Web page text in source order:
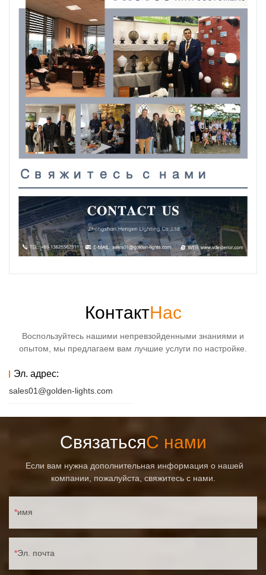
Свяжитесь с нами
КонтактНас
Воспользуйтесь нашими непревзойденными знаниями и
опытом, мы предлагаем вам лучшие услуги по настройке.
Эл. адрес:
sales01@golden-lights.com
СвязатьсяС нами
Если вам нужна дополнительная информация о нашей
компании, пожалуйста, свяжитесь с нами.
имя
Эл. почта